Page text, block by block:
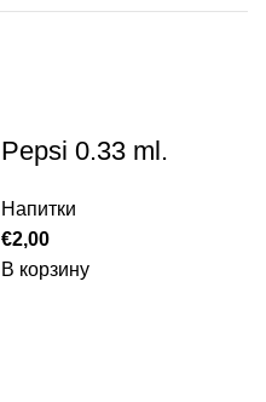
Pepsi 0.33 ml.
Напитки
€2,00
В корзину